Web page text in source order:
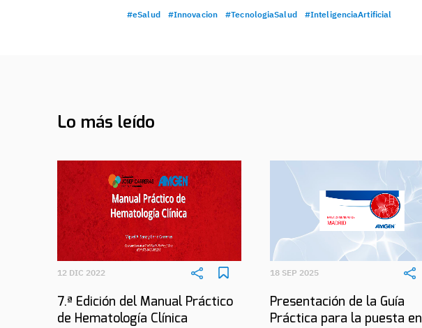
#eSalud #Innovacion #TecnologiaSalud #InteligenciaArtificial
Lo más leído
12 DIC 2022
7.ª Edición del Manual Práctico
de Hematología Clínica
18 SEP 2025
Presentación de la Guía
Práctica para la puesta en